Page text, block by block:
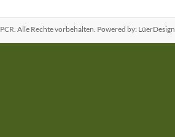
PCR. Alle Rechte vorbehalten. Powered by: LüerDesign